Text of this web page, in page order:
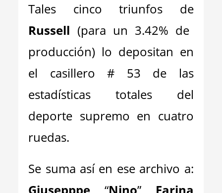
Tales cinco triunfos de
Russell (para un 3.42% de
producción) lo depositan en
el casillero # 53 de las
estadísticas totales del
deporte supremo en cuatro
ruedas.
Se suma así en ese archivo a: